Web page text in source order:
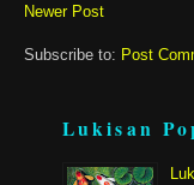
Newer Post
Subscribe to: Post
Lukisan